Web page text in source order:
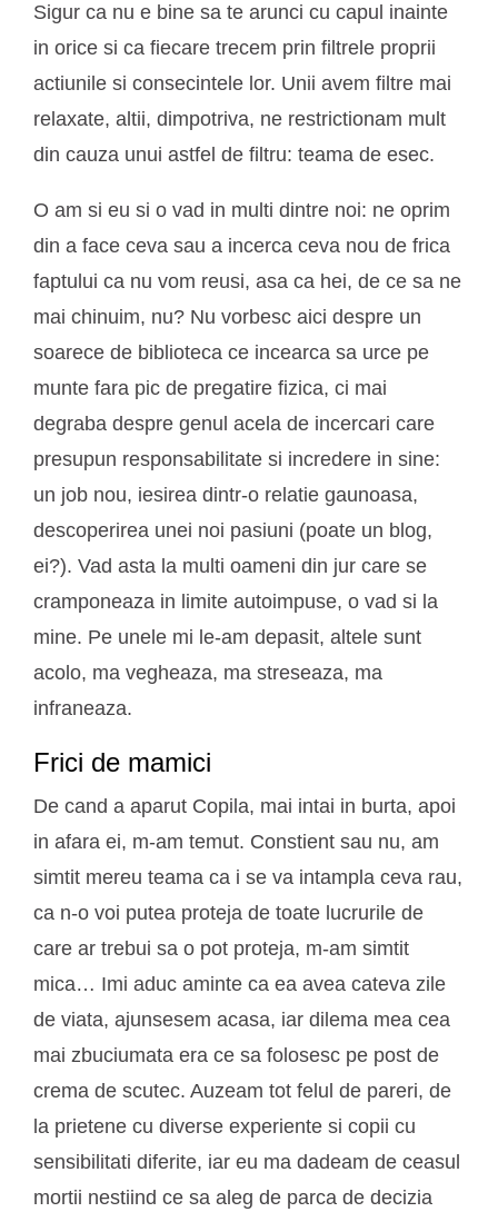
Sigur ca nu e bine sa te arunci cu capul inainte
in orice si ca fiecare trecem prin filtrele proprii
actiunile si consecintele lor. Unii avem filtre mai
relaxate, altii, dimpotriva, ne restrictionam mult
din cauza unui astfel de filtru: teama de esec.
O am si eu si o vad in multi dintre noi: ne oprim
din a face ceva sau a incerca ceva nou de frica
faptului ca nu vom reusi, asa ca hei, de ce sa ne
mai chinuim, nu? Nu vorbesc aici despre un
soarece de biblioteca ce incearca sa urce pe
munte fara pic de pregatire fizica, ci mai
degraba despre genul acela de incercari care
presupun responsabilitate si incredere in sine:
un job nou, iesirea dintr-o relatie gaunoasa,
descoperirea unei noi pasiuni (poate un blog,
ei?). Vad asta la multi oameni din jur care se
cramponeaza in limite autoimpuse, o vad si la
mine. Pe unele mi le-am depasit, altele sunt
acolo, ma vegheaza, ma streseaza, ma
infraneaza.
Frici de mamici
De cand a aparut Copila, mai intai in burta, apoi
in afara ei, m-am temut. Constient sau nu, am
simtit mereu teama ca i se va intampla ceva rau,
ca n-o voi putea proteja de toate lucrurile de
care ar trebui sa o pot proteja, m-am simtit
mica… Imi aduc aminte ca ea avea cateva zile
de viata, ajunsesem acasa, iar dilema mea cea
mai zbuciumata era ce sa folosesc pe post de
crema de scutec. Auzeam tot felul de pareri, de
la prietene cu diverse experiente si copii cu
sensibilitati diferite, iar eu ma dadeam de ceasul
mortii nestiind ce sa aleg de parca de decizia